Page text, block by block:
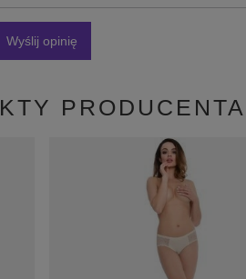
Wyślij opinię